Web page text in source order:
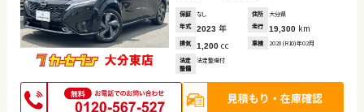
保証 なし 住所
大分県
年式
2023 年 走行 19,300 km
排気 1,200 cc 車検 2028(R10)年02月
法定
整備
法定整備付